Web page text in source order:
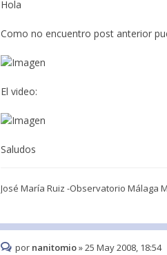
Hola
Como no encuentro post anterior
El video:
Saludos
José María Ruiz -Observatorio Málaga
por nanitomio»25 May 2008, 18:54